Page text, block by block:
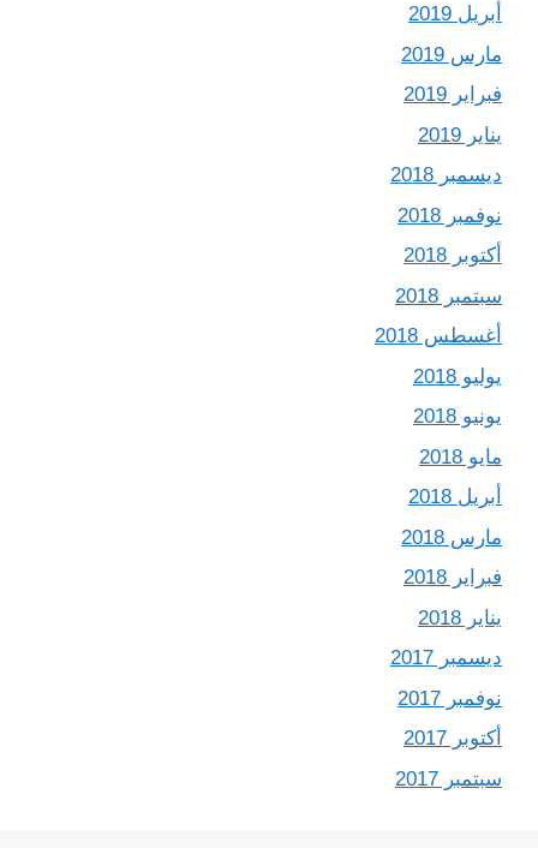
أبريل 2019
مارس 2019
فبراير 2019
يناير 2019
ديسمبر 2018
نوفمبر 2018
أكتوبر 2018
سبتمبر 2018
أغسطس 2018
يوليو 2018
يونيو 2018
مايو 2018
أبريل 2018
مارس 2018
فبراير 2018
يناير 2018
ديسمبر 2017
نوفمبر 2017
أكتوبر 2017
سبتمبر 2017